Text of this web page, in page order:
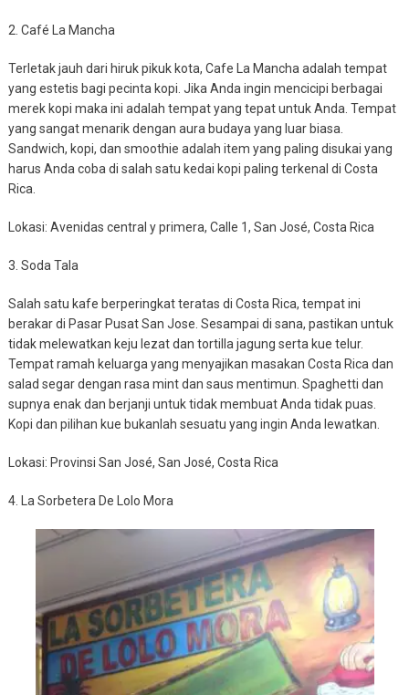
2. Café La Mancha
Terletak jauh dari hiruk pikuk kota, Cafe La Mancha adalah tempat
yang estetis bagi pecinta kopi. Jika Anda ingin mencicipi berbagai
merek kopi maka ini adalah tempat yang tepat untuk Anda. Tempat
yang sangat menarik dengan aura budaya yang luar biasa.
Sandwich, kopi, dan smoothie adalah item yang paling disukai yang
harus Anda coba di salah satu kedai kopi paling terkenal di Costa
Rica.
Lokasi: Avenidas central y primera, Calle 1, San José, Costa Rica
3. Soda Tala
Salah satu kafe berperingkat teratas di Costa Rica, tempat ini
berakar di Pasar Pusat San Jose. Sesampai di sana, pastikan untuk
tidak melewatkan keju lezat dan tortilla jagung serta kue telur.
Tempat ramah keluarga yang menyajikan masakan Costa Rica dan
salad segar dengan rasa mint dan saus mentimun. Spaghetti dan
supnya enak dan berjanji untuk tidak membuat Anda tidak puas.
Kopi dan pilihan kue bukanlah sesuatu yang ingin Anda lewatkan.
Lokasi: Provinsi San José, San José, Costa Rica
4. La Sorbetera De Lolo Mora